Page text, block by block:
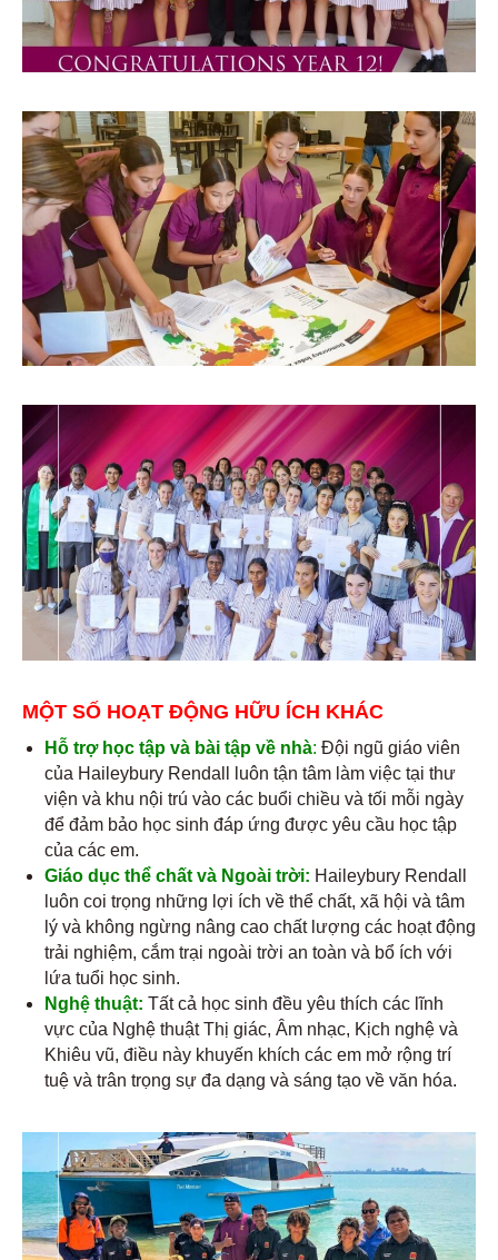
MỘT SỐ HOẠT ĐỘNG HỮU ÍCH KHÁC
Hỗ trợ học tập và bài tập về nhà: Đội ngũ giáo viên
của Haileybury Rendall luôn tận tâm làm việc tại thư
viện và khu nội trú vào các buổi chiều và tối mỗi ngày
để đảm bảo học sinh đáp ứng được yêu cầu học tập
của các em.
Giáo dục thể chất và Ngoài trời: Haileybury Rendall
luôn coi trọng những lợi ích về thể chất, xã hội và tâm
lý và không ngừng nâng cao chất lượng các hoạt động
trải nghiệm, cắm trại ngoài trời an toàn và bổ ích với
lứa tuổi học sinh.
Nghệ thuật: Tất cả học sinh đều yêu thích các lĩnh
vực của Nghệ thuật Thị giác, Âm nhạc, Kịch nghệ và
Khiêu vũ, điều này khuyến khích các em mở rộng trí
tuệ và trân trọng sự đa dạng và sáng tạo về văn hóa.